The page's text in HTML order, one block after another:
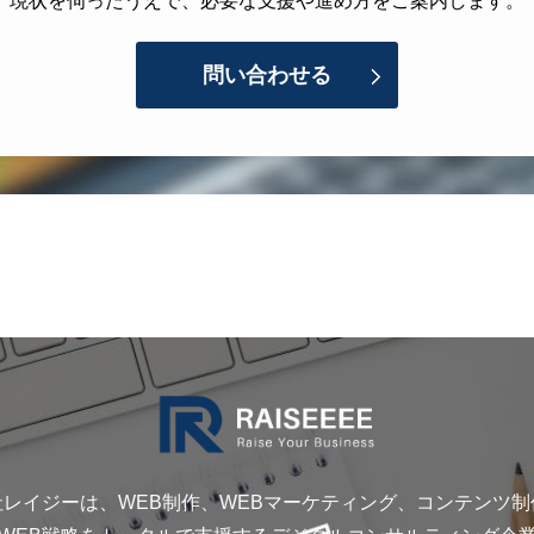
問い合わせる
イジーは、WEB制作、WEBマーケティング、コンテンツ